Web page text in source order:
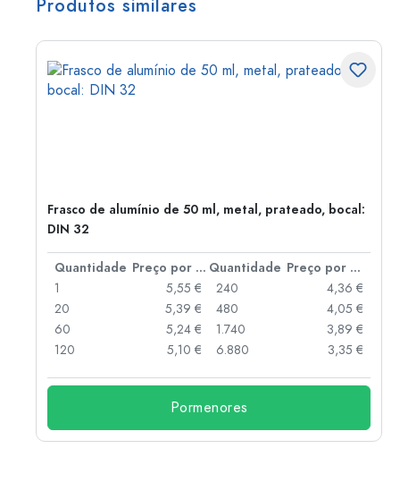
Produtos similares
Frasco de alumínio de 50 ml, metal, prateado, bocal:
DIN 32
Quantidade Preço por peça Quantidade
Preço por peça
1
5,55 €
20
5,39 €
60
5,24 €
120
5,10 €
240
4,36 €
480
4,05 €
1.740
3,89 €
6.880
3,35 €
Pormenores